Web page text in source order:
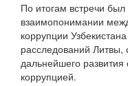
По итогам встречи
взаимопонимании
коррупции
расследований
дальнейшего развития
коррупцией.